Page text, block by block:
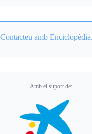
Contacteu amb
Amb el suport de: